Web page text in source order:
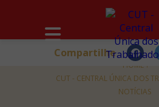
HOME
CUT - CENTRAL ÚNICA DOS
NOTÍCIAS
Compartilhe